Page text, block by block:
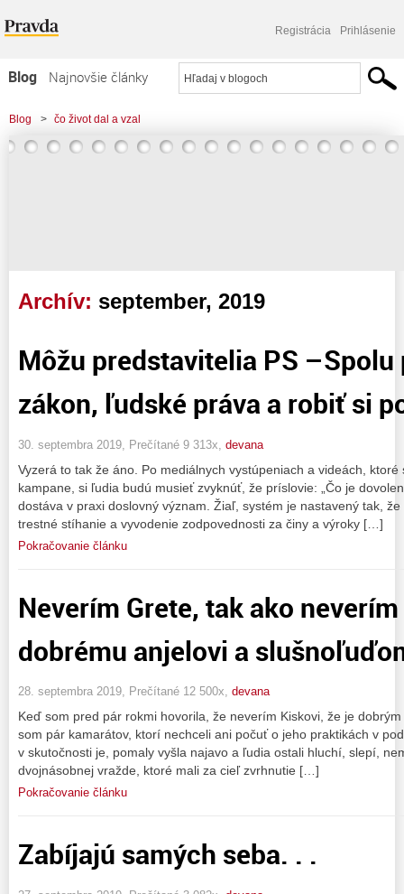
Registrácia Prihlásenie
Blog
Najnovšie články
Najčítanejšie články
Najkomentovanejšie články
Blog > čo život dal a vzal
Archív: september, 2019
Môžu predstavitelia PS
zákon, ľudské práva a robiť si
30. septembra 2019, Prečítané 9 313x, devana
Vyzerá to tak že áno. Po mediálnych vystúpeniach a videách,
kampane, si ľudia budú musieť zvyknúť, že príslovie: „Čo je
dostáva v praxi doslovný význam. Žiaľ, systém je nastavený tak,
trestné stíhanie a vyvodenie zodpovednosti za činy a výroky […]
Pokračovanie článku
Neverím Grete, tak ako
dobrému anjelovi a
28. septembra 2019, Prečítané 12 500x, devana
Keď som pred pár rokmi hovorila, že neverím Kiskovi, že je
som pár kamarátov, ktorí nechceli ani počuť o jeho praktikách v
v skutočnosti je, pomaly vyšla najavo a ľudia ostali hluchí, slepí,
dvojnásobnej vražde, ktoré mali za cieľ zvrhnutie […]
Pokračovanie článku
Zabíjajú samých seba. . .